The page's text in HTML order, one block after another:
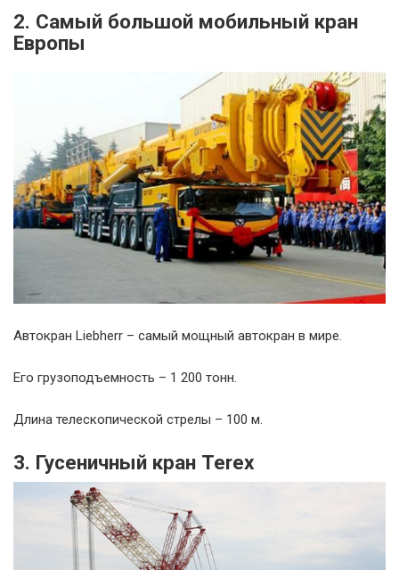
2. Самый большой мобильный кран
Европы
Автокран Liebherr – самый мощный автокран в мире.
Его грузоподъемность – 1 200 тонн.
Длина телескопической стрелы – 100 м.
3. Гусеничный кран Terex